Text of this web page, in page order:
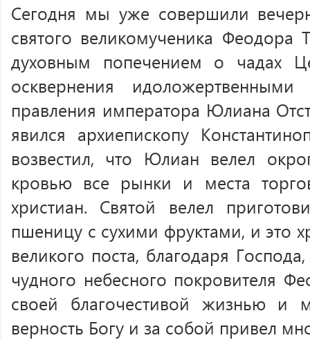
Сегодня мы уже совершили
святого великомученика
духовным попечением о чадах
осквернения
правления императора Юлиана
явился архиепископу
возвестил, что Юлиан велел
кровью все рынки и места
христиан. Святой велел
пшеницу с сухими фруктами, и это
великого поста, благодаря
чудного небесного покровителя
своей благочестивой жизнью и
верность Богу и за собой привел